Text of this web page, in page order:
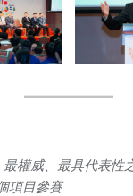
最權威、最具代表性
項目參賽